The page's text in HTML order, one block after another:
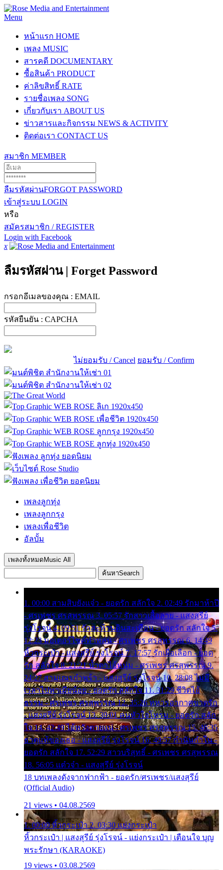
Menu
หน้าแรก HOME
เพลง MUSIC
สารคดี DOCUMENTARY
ซื้อสินค้า PRODUCT
ค่าลิขสิทธิ์ RATE
รายชื่อเพลง SONG
เกี่ยวกับเรา ABOUT US
ข่าวสารและกิจกรรม NEWS & ACTIVITY
ติดต่อเรา CONTACT US
สมาชิก MEMBER
ลืมรหัสผ่านFORGOT PASSWORD
เข้าสู่ระบบ LOGIN
หรือ
สมัครสมาชิก / REGISTER
Login with Facebook
x
ลืมรหัสผ่าน | Forget Password
กรอกอีเมลของคุณ : EMAIL
รหัสยืนยัน : CAPCHA
ไม่ยอมรับ / Cancel ยอมรับ / Confirm
เพลงลูกทุ่ง
เพลงลูกกรุง
เพลงเพื่อชีวิต
อัลบั้ม
เพลงทั้งหมด Music All
ค้นหาSearch
1. 00:00 สามสิบยังแจ๋ว - ยอดรัก สลักใจ 2. 02:49 รักมาห้าปี
- ศรเพชร ศรสุพรรณ 3. 05:57 รักสาวเสื้อลาย - แสงสุรีย์
รุ่งโรจน์ 4. 09:51 รักสะท้านดินสะเทือน - ยอดรัก สลักใจ 5.
12:23 มอเตอร์ไซค์ทำหล่น - ศรเพชร ศรสุพรรณ 6. 14:49
หิ้วกระเป๋า - แสงสุรีย์ รุ่งโรจน์ 7. 17:57 รักเผื่อเลือก - ยอด
รัก สลักใจ 8. 21:21 น้ำตาไอ้หนุ่ม - ศรเพชร ศรสุพรรณ 9.
24:27 สามเณรกำพร้า - แสงสุรีย์ รุ่งโรจน์ 10. 28:08 ไม่มี
เวลาไปหาเมียน้อย - ยอดรัก สลักใจ 11. 31:29 ชีวิตไอ้
ธรรม - ศรเพชร ศรสุพรรณ 12. 35:26 ทหารอากาศขาดรัก
- แสงสุรีย์ รุ่งโรจน์ 13. 39:01 คนหัวใจโทรม - ยอดรัก สลัก
ใจ 14. 42:49 ไอ้หวังตายแน่ - ศรเพชร ศรสุพรรณ 15. 46:35
ธาตุแท้ของเธอ - แสงสุรีย์ รุ่งโรจน์ 16. 49:57 กำนันกำใน -
ยอดรัก สลักใจ 17. 52:29 สาวบริสุทธิ์ - ศรเพชร ศรสุพรรณ
18. 56:05 แต๋วจ๋า - แสงสุรีย์ รุ่งโรจน์
18 บทเพลงดังจากฟากฟ้า - ยอดรัก/ศรเพชร/แสงสุรีย์
(Official Audio)
21 views • 04.08.2569
1. 00:00 หิ้วกระเป๋า 2. 03:30 แย่งกระเป๋า
หิ้วกระเป๋า | แสงสุรีย์ รุ่งโรจน์ - แย่งกระเป๋า | เตือนใจ บุญ
พระรักษา (KARAOKE)
19 views • 03.08.2569